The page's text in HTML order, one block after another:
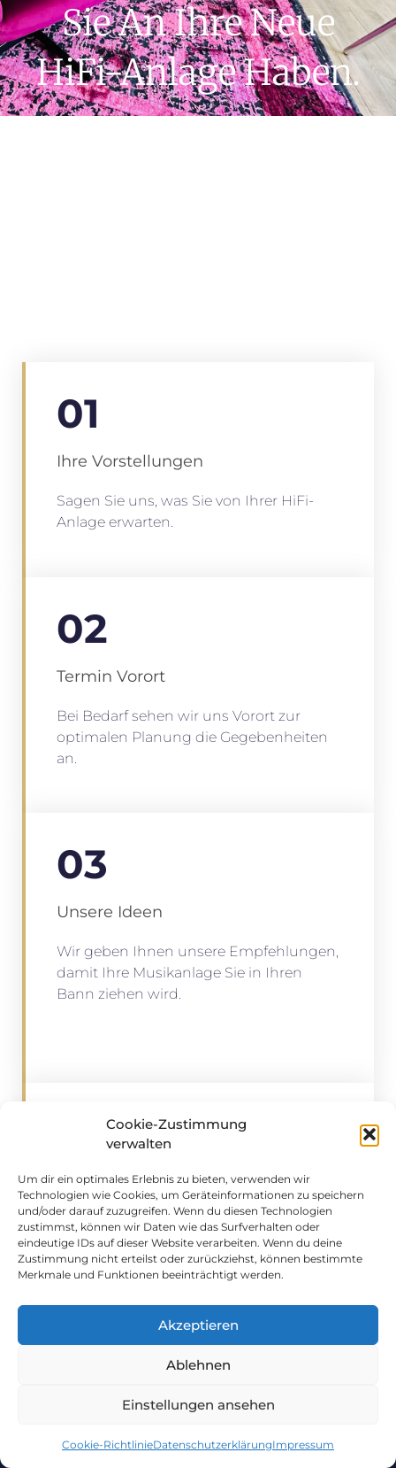
Cookie-Zustimmung
verwalten
Um dir ein optimales Erlebnis zu bieten, verwenden wir
Technologien wie Cookies, um Geräteinformationen zu speichern
und/oder darauf zuzugreifen. Wenn du diesen Technologien
zustimmst, können wir Daten wie das Surfverhalten oder
eindeutige IDs auf dieser Website verarbeiten. Wenn du deine
Zustimmung nicht erteilst oder zurückziehst, können bestimmte
Merkmale und Funktionen beeinträchtigt werden.
Akzeptieren
Ablehnen
Einstellungen ansehen
Cookie-RichtlinieDatenschutzerklärungImpressum
Sie An Ihre Neue
HiFi-Anlage Haben.
01
Ihre Vorstellungen
Sagen Sie uns, was Sie von Ihrer HiFi-
Anlage erwarten.
02
Termin Vorort
Bei Bedarf sehen wir uns Vorort zur
optimalen Planung die Gegebenheiten
an.
03
Unsere Ideen
Wir geben Ihnen unsere Empfehlungen,
damit Ihre Musikanlage Sie in Ihren
Bann ziehen wird.
04
Audiosystem Installieren
Wenn Sie es wünschen, installieren wir
Ihr neues Audiosystem.
Beiträge Rund Um Die
Themen HiFi Und